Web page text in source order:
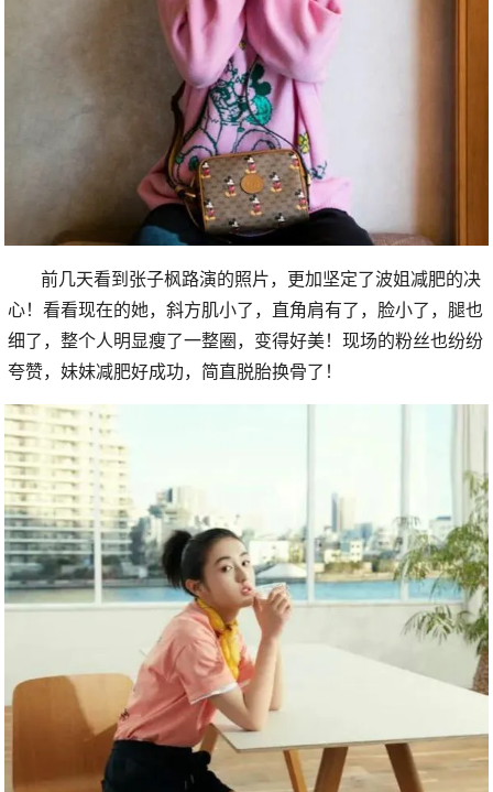
前几天看到张子枫路演的照片，更加坚定了波姐减肥的决
心！看看现在的她，斜方肌小了，直角肩有了，脸小了，腿也
细了，整个人明显瘦了一整圈，变得好美！现场的粉丝也纷纷
夸赞，妹妹减肥好成功，简直脱胎换骨了！